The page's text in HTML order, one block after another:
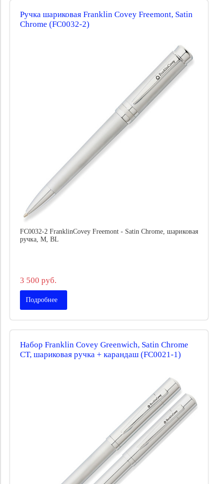
Ручка шариковая Franklin Covey Freemont, Satin
Chrome (FC0032-2)
FC0032-2 FranklinCovey Freemont - Satin Chrome, шариковая
ручка, M, BL
3 500 руб.
Подробнее
Набор Franklin Covey Greenwich, Satin Chrome
CT, шариковая ручка + карандаш (FC0021-1)